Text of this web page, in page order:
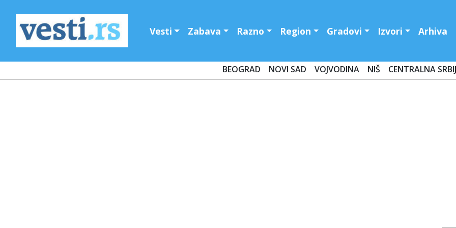
Vesti Zabava Razno Region Gradovi Izvori Arhiva
BEOGRAD NOVI SAD VOJVODINA NIŠ CENTRALNA